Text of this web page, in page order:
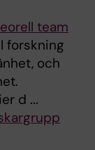
team
forskning
och
d ...